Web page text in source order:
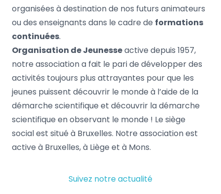
organisées à destination de nos futurs animateurs
ou des enseignants dans le cadre de formations
continuées.
Organisation de Jeunesseactive depuis 1957,
notre association a fait le pari de développer des
activités toujours plus attrayantes pour que les
jeunes puissent découvrir le monde à l’aide de la
démarche scientifique et découvrir la démarche
scientifique en observant le monde ! Le siège
social est situé à Bruxelles. Notre association est
active à Bruxelles, à Liège et à Mons.
Suivez notre actualité